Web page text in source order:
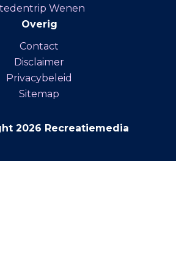
Wenen
Overig
Contact
Disclaimer
Privacybeleid
Sitemap
2026 Recreatiemedia